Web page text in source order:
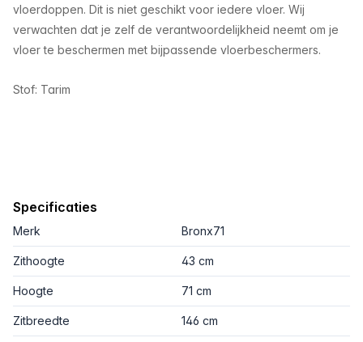
vloerdoppen. Dit is niet geschikt voor iedere vloer. Wij
verwachten dat je zelf de verantwoordelijkheid neemt om je
vloer te beschermen met bijpassende vloerbeschermers.
Stof: Tarim
Specificaties
Merk Bronx71
Zithoogte 43 cm
Hoogte 71 cm
Zitbreedte 146 cm